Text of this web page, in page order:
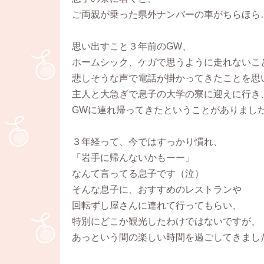
ご両親が乗った県外ナンバーの車がちらほ
思い出すこと３年前のGW、
ホームシック、ケガで思うように走れないこ
悲しそうな声で電話が掛かってきたことを思
主人と大急ぎで息子の大学の寮に迎えに行き
GWに連れ帰ってきたということがありまし
３年経って、今ではすっかり慣れ、
「岩手に帰んないかもーー」
なんて言ってる息子です（泣）
そんな息子に、おすすめのレストランや
回転ずし屋さんに連れて行ってもらい、
特別にどこか観光したわけではないですが、
あっという間の楽しい時間を過ごしてきまし